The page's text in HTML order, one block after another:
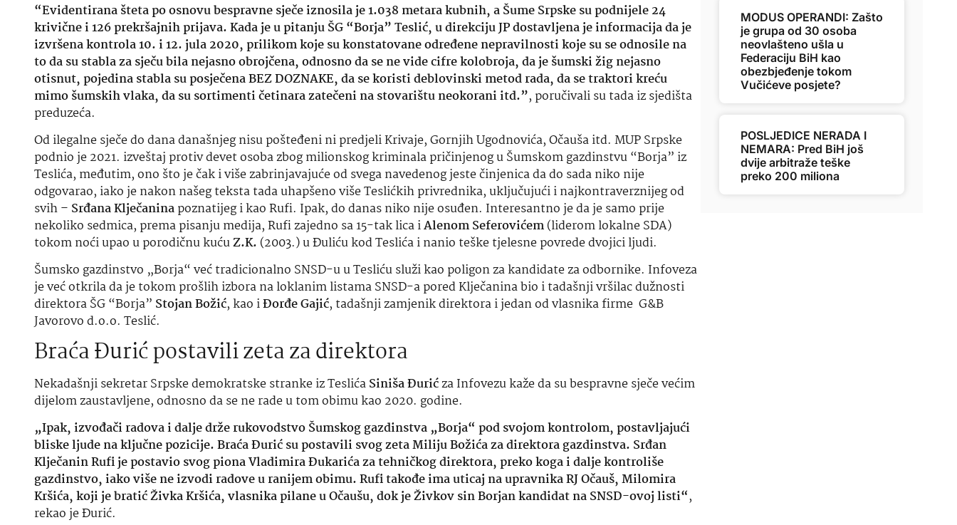
“Evidentirana šteta po osnovu bespravne sječe iznosila je 1.038 metara kubnih, a Šume Srpske su podnijele 24
krivične i 126 prekršajnih prijava. Kada je u pitanju ŠG “Borja” Teslić, u direkciju JP dostavljena je informacija da je
izvršena kontrola 10. i 12. jula 2020, prilikom koje su konstatovane određene nepravilnosti koje su se odnosile na
to da su stabla za sječu bila nejasno obrojčena, odnosno da se ne vide cifre kolobroja, da je šumski žig nejasno
otisnut, pojedina stabla su posječena BEZ DOZNAKE, da se koristi deblovinski metod rada, da se traktori kreću
mimo šumskih vlaka, da su sortimenti četinara zatečeni na stovarištu neokorani itd.”, poručivali su tada iz sjedišta
preduzeća.
Od ilegalne sječe do dana današnjeg nisu pošteđeni ni predjeli Krivaje, Gornjih Ugodnovića, Očauša itd. MUP Srpske
podnio je 2021. izveštaj protiv devet osoba zbog milionskog kriminala pričinjenog u Šumskom gazdinstvu “Borja” iz
Teslića, međutim, ono što je čak i više zabrinjavajuće od svega navedenog jeste činjenica da do sada niko nije
odgovarao, iako je nakon našeg teksta tada uhapšeno više Teslićkih privrednika, uključujući i najkontraverznijeg od
svih – Srđana Klječaninapoznatijeg i kao Rufi. Ipak, do danas niko nije osuđen. Interesantno je da je samo prije
nekoliko sedmica, prema pisanju medija, Rufi zajedno sa 15-tak lica iAlenom Seferovićem(liderom lokalne SDA)
tokom noći upao u porodičnu kućuZ.K. (2003.) u Đuliću kod Teslića i nanio teške tjelesne povrede dvojici ljudi.
Šumsko gazdinstvo „Borja“ već tradicionalno SNSD-u u Tesliću služi kao poligon za kandidate za odbornike. Infoveza
je već otkrila da je tokom prošlih izbora na loklanim listama SNSD-a pored Klječanina bio i tadašnji vršilac dužnosti
direktora ŠG “Borja” Stojan Božić, kao iĐorđe Gajić, tadašnji zamjenik direktora i jedan od vlasnika firme G&B
Javorovo d.o.o. Teslić.
Braća Đurić postavili zeta za direktora
Nekadašnji sekretar Srpske demokratske stranke iz TeslićaSiniša Đurićza Infovezu kaže da su bespravne sječe većim
dijelom zaustavljene, odnosno da se ne rade u tom obimu kao 2020. godine.
„Ipak, izvođači radova i dalje drže rukovodstvo Šumskog gazdinstva „Borja“ pod svojom kontrolom, postavljajući
bliske ljude na ključne pozicije. Braća Đurić su postavili svog zeta Miliju Božića za direktora gazdinstva. Srđan
Klječanin Rufi je postavio svog piona Vladimira Đukarića za tehničkog direktora, preko koga i dalje kontroliše
gazdinstvo, iako više ne izvodi radove u ranijem obimu. Rufi takođe ima uticaj na upravnika RJ Očauš, Milomira
Kršića, koji je bratić Živka Kršića, vlasnika pilane u Očaušu, dok je Živkov sin Borjan kandidat na SNSD-ovoj listi“,
rekao je Đurić.
MODUS OPERANDI: Zašto
je grupa od 30 osoba
neovlašteno ušla u
Federaciju BiH kao
obezbjeđenje tokom
Vučićeve posjete?
POSLJEDICE NERADA I
NEMARA: Pred BiH još
dvije arbitraže teške
preko 200 miliona